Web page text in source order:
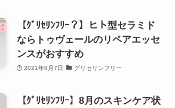
【ｸﾞﾘｾﾘﾝﾌﾘｰ？】ヒト型セラミド
ならトゥヴェールのリペアエッセ
ンスがおすすめ
2021年8月7日 グリセリンフリー
【ｸﾞﾘｾﾘﾝﾌﾘｰ】8月のスキンケア状